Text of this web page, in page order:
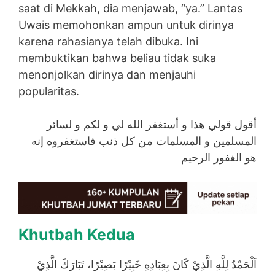
saat di Mekkah, dia menjawab, “ya.” Lantas
Uwais memohonkan ampun untuk dirinya
karena rahasianya telah dibuka. Ini
membuktikan bahwa beliau tidak suka
menonjolkan dirinya dan menjauhi
popularitas.
أقول قولي هذا و أستغفر الله لي و لكم و لسائر
المسلمين و المسلمات من كل ذنب فاستغفروه إنه
هو الغفور الرحيم
Khutbah Kedua
اَلْحَمْدُ لِلَّهِ الَّذِيْ كَانَ بِعِبَادِهِ خَبِيْرًا بَصِيْرًا، تَبَارَكَ الَّذِيْ